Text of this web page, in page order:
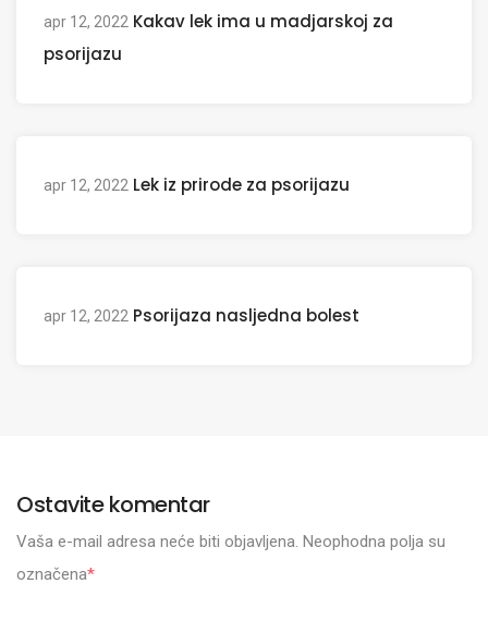
apr 12, 2022 Kakav lek ima u madjarskoj za
psorijazu
apr 12, 2022 Lek iz prirode za psorijazu
apr 12, 2022 Psorijaza nasljedna bolest
Ostavite komentar
Vaša e-mail adresa neće biti objavljena. Neophodna polja su
označena*